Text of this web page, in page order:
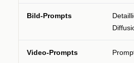
Bild-Prompts
Video-Prompts